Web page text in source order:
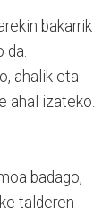
bakarrik
da.
ahalik eta
ahal izateko.
badago,
talderen